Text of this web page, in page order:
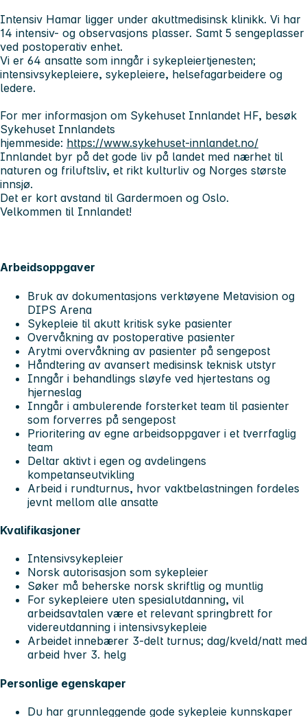
Intensiv Hamar ligger under akuttmedisinsk klinikk. Vi har
14 intensiv- og observasjons plasser. Samt 5 sengeplasser
ved postoperativ enhet.
Vi er 64 ansatte som inngår i sykepleiertjenesten;
intensivsykepleiere, sykepleiere, helsefagarbeidere og
ledere.
For mer informasjon om Sykehuset Innlandet HF, besøk
Sykehuset Innlandets
hjemmeside: https://www.sykehuset-innlandet.no/
Innlandet byr på det gode liv på landet med nærhet til
naturen og friluftsliv, et rikt kulturliv og Norges største
innsjø.
Det er kort avstand til Gardermoen og Oslo.
Velkommen til Innlandet!
Arbeidsoppgaver
Bruk av dokumentasjons verktøyene Metavision og
DIPS Arena
Sykepleie til akutt kritisk syke pasienter
Overvåkning av postoperative pasienter
Arytmi overvåkning av pasienter på sengepost
Håndtering av avansert medisinsk teknisk utstyr
Inngår i behandlings sløyfe ved hjertestans og
hjerneslag
Inngår i ambulerende forsterket team til pasienter
som forverres på sengepost
Prioritering av egne arbeidsoppgaver i et tverrfaglig
team
Deltar aktivt i egen og avdelingens
kompetanseutvikling
Arbeid i rundturnus, hvor vaktbelastningen fordeles
jevnt mellom alle ansatte
Kvalifikasjoner
Intensivsykepleier
Norsk autorisasjon som sykepleier
Søker må beherske norsk skriftlig og muntlig
For sykepleiere uten spesialutdanning, vil
arbeidsavtalen være et relevant springbrett for
videreutdanning i intensivsykepleie
Arbeidet innebærer 3-delt turnus; dag/kveld/natt med
arbeid hver 3. helg
Personlige egenskaper
Du har grunnleggende gode sykepleie kunnskaper